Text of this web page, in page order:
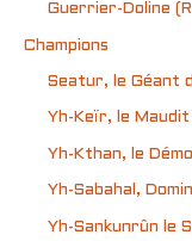
Guerrier-Doline
Champions
Seatur, le Géant
Yh-Keïr, le Maudit
Yh-Kthan, le
Yh-Sabahal,
Yh-Sankunrûn le